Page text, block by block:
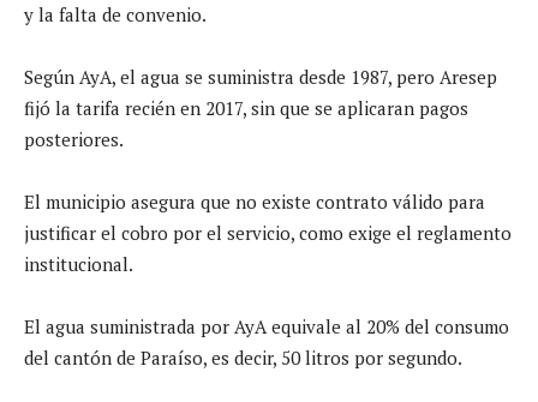
y la falta de convenio.
Según AyA, el agua se suministra desde 1987, pero Aresep
fijó la tarifa recién en 2017, sin que se aplicaran pagos
posteriores.
El municipio asegura que no existe contrato válido para
justificar el cobro por el servicio, como exige el reglamento
institucional.
El agua suministrada por AyA equivale al 20% del consumo
del cantón de Paraíso, es decir, 50 litros por segundo.